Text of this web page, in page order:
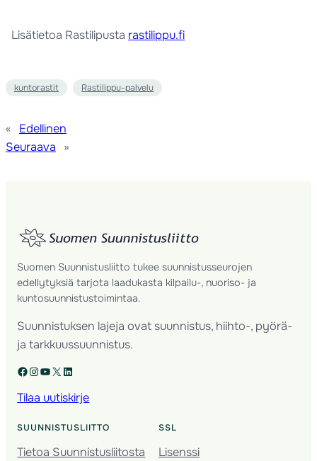
Lisätietoa Rastilipusta rastilippu.fi
kuntorastit Rastilippu-palvelu
«
Edellinen
Seuraava
»
Suomen Suunnistusliitto tukee suunnistusseurojen
edellytyksiä tarjota laadukasta kilpailu-, nuoriso- ja
kuntosuunnistustoimintaa.
Suunnistuksen lajeja ovat suunnistus, hiihto-, pyörä-
ja tarkkuussuunnistus.
Facebook Instagram YouTube X LinkedIn
Tilaa uutiskirje
SUUNNISTUSLIITTO
Tietoa Suunnistusliitosta
SSL
Lisenssi